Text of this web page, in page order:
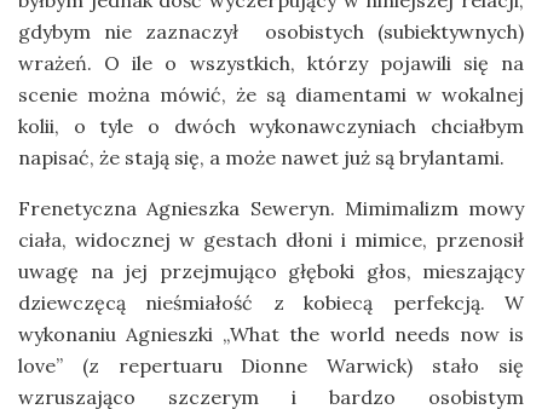
gdybym nie zaznaczył osobistych (subiektywnych)
wrażeń. O ile o wszystkich, którzy pojawili się na
scenie można mówić, że są diamentami w wokalnej
kolii, o tyle o dwóch wykonawczyniach chciałbym
napisać, że stają się, a może nawet już są brylantami.
Frenetyczna Agnieszka Seweryn. Mimimalizm mowy
ciała, widocznej w gestach dłoni i mimice, przenosił
uwagę na jej przejmująco głęboki głos, mieszający
dziewczęcą nieśmiałość z kobiecą perfekcją. W
wykonaniu Agnieszki „What the world needs now is
love” (z repertuaru Dionne Warwick) stało się
wzruszająco szczerym i bardzo osobistym